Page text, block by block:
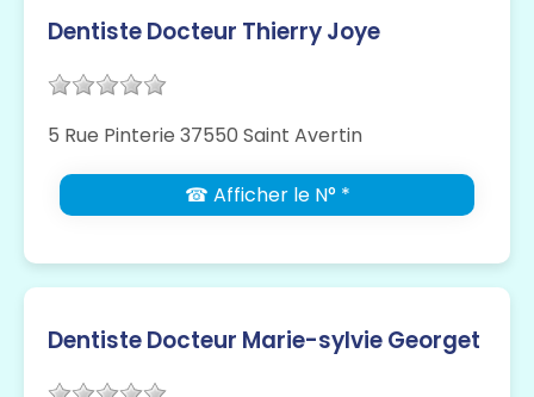
Dentiste Docteur Thierry Joye
5 Rue Pinterie 37550 Saint Avertin
☎ Afficher le N° *
Dentiste Docteur Marie-sylvie Georget